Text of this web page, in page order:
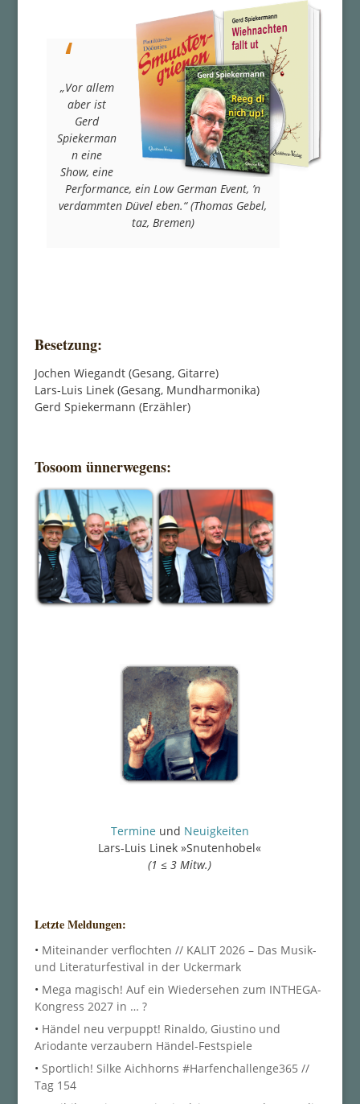
„Vor allem
aber ist
Gerd
Spiekerman
n eine
Show, eine
Performance, ein Low German Event, ’n
verdammten Düvel eben.“(Thomas Gebel,
taz, Bremen)
Besetzung:
Jochen Wiegandt (Gesang, Gitarre)
Lars-Luis Linek (Gesang, Mundharmonika)
Gerd Spiekermann (Erzähler)
Tosoom ünnerwegens:
Termine und Neuigkeiten
Lars-Luis Linek »Snutenhobel«
(1 ≤ 3 Mitw.)
Letzte Meldungen:
• Miteinander verflochten // KALIT 2026 – Das Musik-
und Literaturfestival in der Uckermark
• Mega magisch! Auf ein Wiedersehen zum INTHEGA-
Kongress 2027 in … ?
• Händel neu verpuppt! Rinaldo, Giustino und
Ariodante verzaubern Händel-Festspiele
• Sportlich! Silke Aichhorns #Harfenchallenge365 //
Tag 154